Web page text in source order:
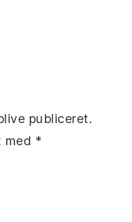
publiceret.
med *